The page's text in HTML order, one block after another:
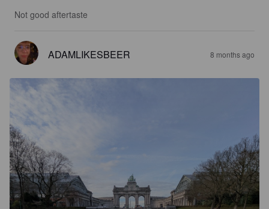
Not good aftertaste
ADAMLIKESBEER 8 months ago